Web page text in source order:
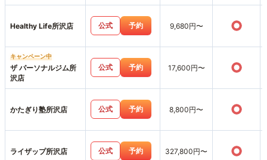
Healthy Life所沢店 公式 予約 9,680円〜 ○
キャンペーン中
ザ パーソナルジム所
沢店
公式 予約 17,600円〜 ○
かたぎり塾所沢店 公式 予約 8,800円〜 ○
ライザップ所沢店 公式 予約 327,800円〜 ○